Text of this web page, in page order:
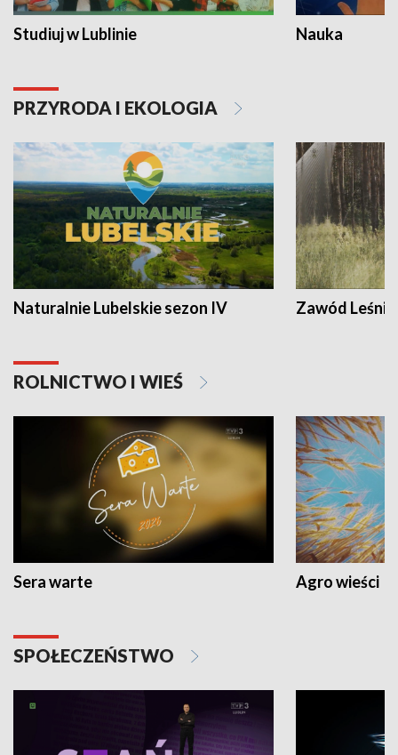
Studiuj w Lublinie Nauka
PRZYRODA I EKOLOGIA
Naturalnie Lubelskie sezon IV Zawód Leśnik
ROLNICTWO I WIEŚ
Sera warte Agro wieści
SPOŁECZEŃSTWO